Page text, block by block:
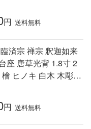
円 送料無料
済宗 禅宗 釈迦如来
座 唐草光背 1.8寸 2
ヒノキ 白木 木彫り
円 送料無料